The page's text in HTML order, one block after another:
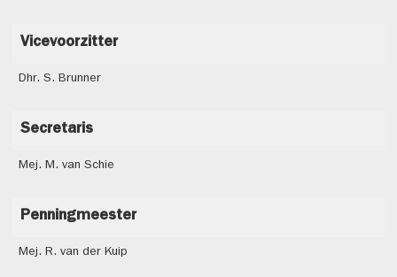
Vicevoorzitter
Dhr. S. Brunner
Secretaris
Mej. M. van Schie
Penningmeester
Mej. R. van der Kuip